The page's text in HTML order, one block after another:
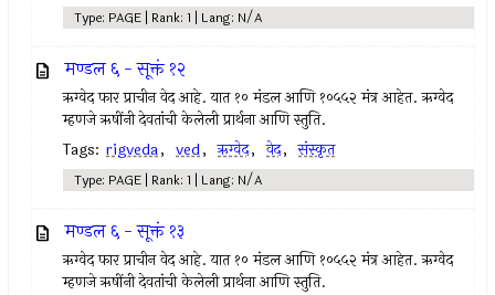
Type: PAGE | Rank: 1 | Lang: N/A
मण्डल ६ - सूक्तं १२
ऋग्वेद फार प्राचीन वेद आहे. यात १० मंडल आणि १०५५२ मंत्र आहेत. ऋग्वेद
म्हणजे ऋषींनी देवतांची केलेली प्रार्थना आणि स्तुति.
Tags: rigveda, ved, ऋग्वेद, वेद, संस्कृत
Type: PAGE | Rank: 1 | Lang: N/A
मण्डल ६ - सूक्तं १३
ऋग्वेद फार प्राचीन वेद आहे. यात १० मंडल आणि १०५५२ मंत्र आहेत. ऋग्वेद
म्हणजे ऋषींनी देवतांची केलेली प्रार्थना आणि स्तुति.